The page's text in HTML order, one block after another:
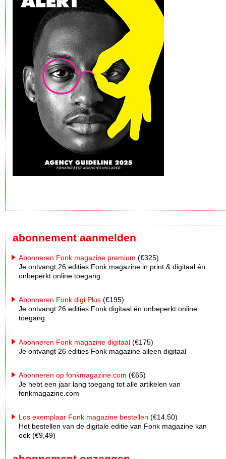
abonnement aanmelden
Abonneren Fonk magazine premium (€325)
Je ontvangt 26 edities Fonk magazine in print & digitaal én
onbeperkt online toegang
Abonneren Fonk digi Plus (€195)
Je ontvangt 26 edities Fonk digitaal én onbeperkt online
toegang
Abonneren Fonk magazine digitaal (€175)
Je ontvangt 26 edities Fonk magazine alleen digitaal
Abonneren op fonkmagazine.com (€65)
Je hebt een jaar lang toegang tot alle artikelen van
fonkmagazine.com
Los exemplaar Fonk magazine bestellen (€14,50)
Het bestellen van de digitale editie van Fonk magazine kan
ook (€9,49)